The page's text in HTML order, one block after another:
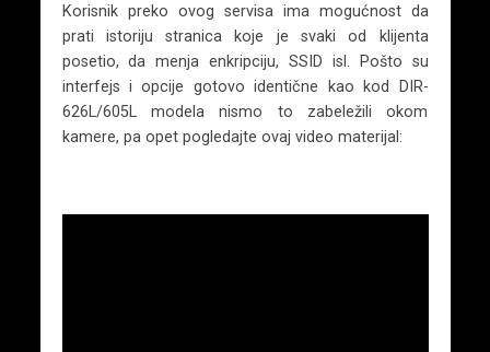
Korisnik preko ovog servisa ima mogućnost da
prati istoriju stranica koje je svaki od klijenta
posetio, da menja enkripciju, SSID isl. Pošto su
interfejs i opcije gotovo identične kao kod DIR-
626L/605L modela nismo to zabeležili okom
kamere, pa opet pogledajte ovaj video materijal: